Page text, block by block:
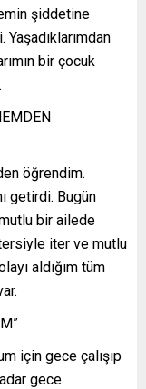
şiddetine
bir çocuk
öğrendim.
getirdi. Bugün
bir ailede
iter ve mutlu
aldığım tüm
için gece çalışıp
gece